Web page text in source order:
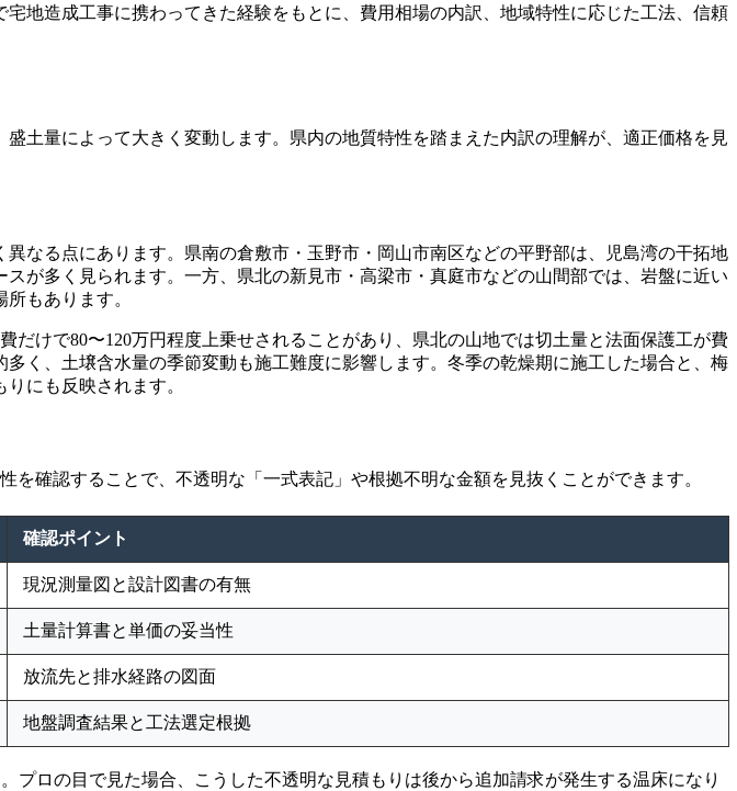
地造成工事に携わってきた経験をもとに、費用相場の内訳、地域特性に応じた工法、信頼
土量によって大きく変動します。県内の地質特性を踏まえた内訳の理解が、適正価格を見
なる点にあります。県南の倉敷市・玉野市・岡山市南区などの平野部は、児島湾の干拓地
が多く見られます。一方、県北の新見市・高梁市・真庭市などの山間部では、岩盤に近い
もあります。
けで80〜120万円程度上乗せされることがあり、県北の山地では切土量と法面保護工が費
く、土壌含水量の季節変動も施工難度に影響します。冬季の乾燥期に施工した場合と、梅
にも反映されます。
確認することで、不透明な「一式表記」や根拠不明な金額を見抜くことができます。
確認ポイント
現況測量図と設計図書の有無
土量計算書と単価の妥当性
放流先と排水経路の図面
地盤調査結果と工法選定根拠
ロの目で見た場合、こうした不透明な見積もりは後から追加請求が発生する温床になり